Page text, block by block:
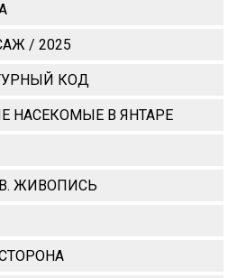
/ 2025
КОД
НАСЕКОМЫЕ В ЯНТАРЕ
ЖИВОПИСЬ